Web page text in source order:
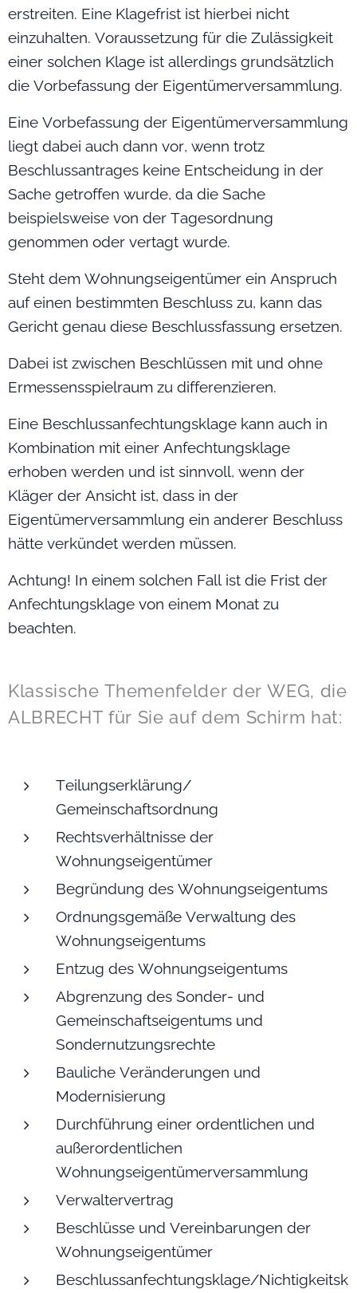
erstreiten. Eine Klagefrist ist hierbei nicht
einzuhalten. Voraussetzung für die Zulässigkeit
einer solchen Klage ist allerdings grundsätzlich
die Vorbefassung der Eigentümerversammlung.
Eine Vorbefassung der Eigentümerversammlung
liegt dabei auch dann vor, wenn trotz
Beschlussantrages keine Entscheidung in der
Sache getroffen wurde, da die Sache
beispielsweise von der Tagesordnung
genommen oder vertagt wurde.
Steht dem Wohnungseigentümer ein Anspruch
auf einen bestimmten Beschluss zu, kann das
Gericht genau diese Beschlussfassung ersetzen.
Dabei ist zwischen Beschlüssen mit und ohne
Ermessensspielraum zu differenzieren.
Eine Beschlussanfechtungsklage kann auch in
Kombination mit einer Anfechtungsklage
erhoben werden und ist sinnvoll, wenn der
Kläger der Ansicht ist, dass in der
Eigentümerversammlung ein anderer Beschluss
hätte verkündet werden müssen.
Achtung! In einem solchen Fall ist die Frist der
Anfechtungsklage von einem Monat zu
beachten.
Klassische Themenfelder der WEG, die
ALBRECHT für Sie auf dem Schirm hat:
Teilungserklärung/
Gemeinschaftsordnung
Rechtsverhältnisse der
Wohnungseigentümer
Begründung des Wohnungseigentums
Ordnungsgemäße Verwaltung des
Wohnungseigentums
Entzug des Wohnungseigentums
Abgrenzung des Sonder- und
Gemeinschaftseigentums und
Sondernutzungsrechte
Bauliche Veränderungen und
Modernisierung
Durchführung einer ordentlichen und
außerordentlichen
Wohnungseigentümerversammlung
Verwaltervertrag
Beschlüsse und Vereinbarungen der
Wohnungseigentümer
Beschlussanfechtungsklage/Nichtigkeitsk